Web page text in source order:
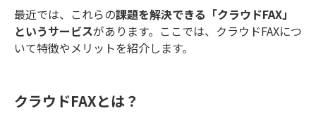
最近では、これらの課題を解決できる「クラウドFAX」
というサービスがあります。ここでは、クラウドFAXにつ
いて特徴やメリットを紹介します。
クラウドFAXとは？